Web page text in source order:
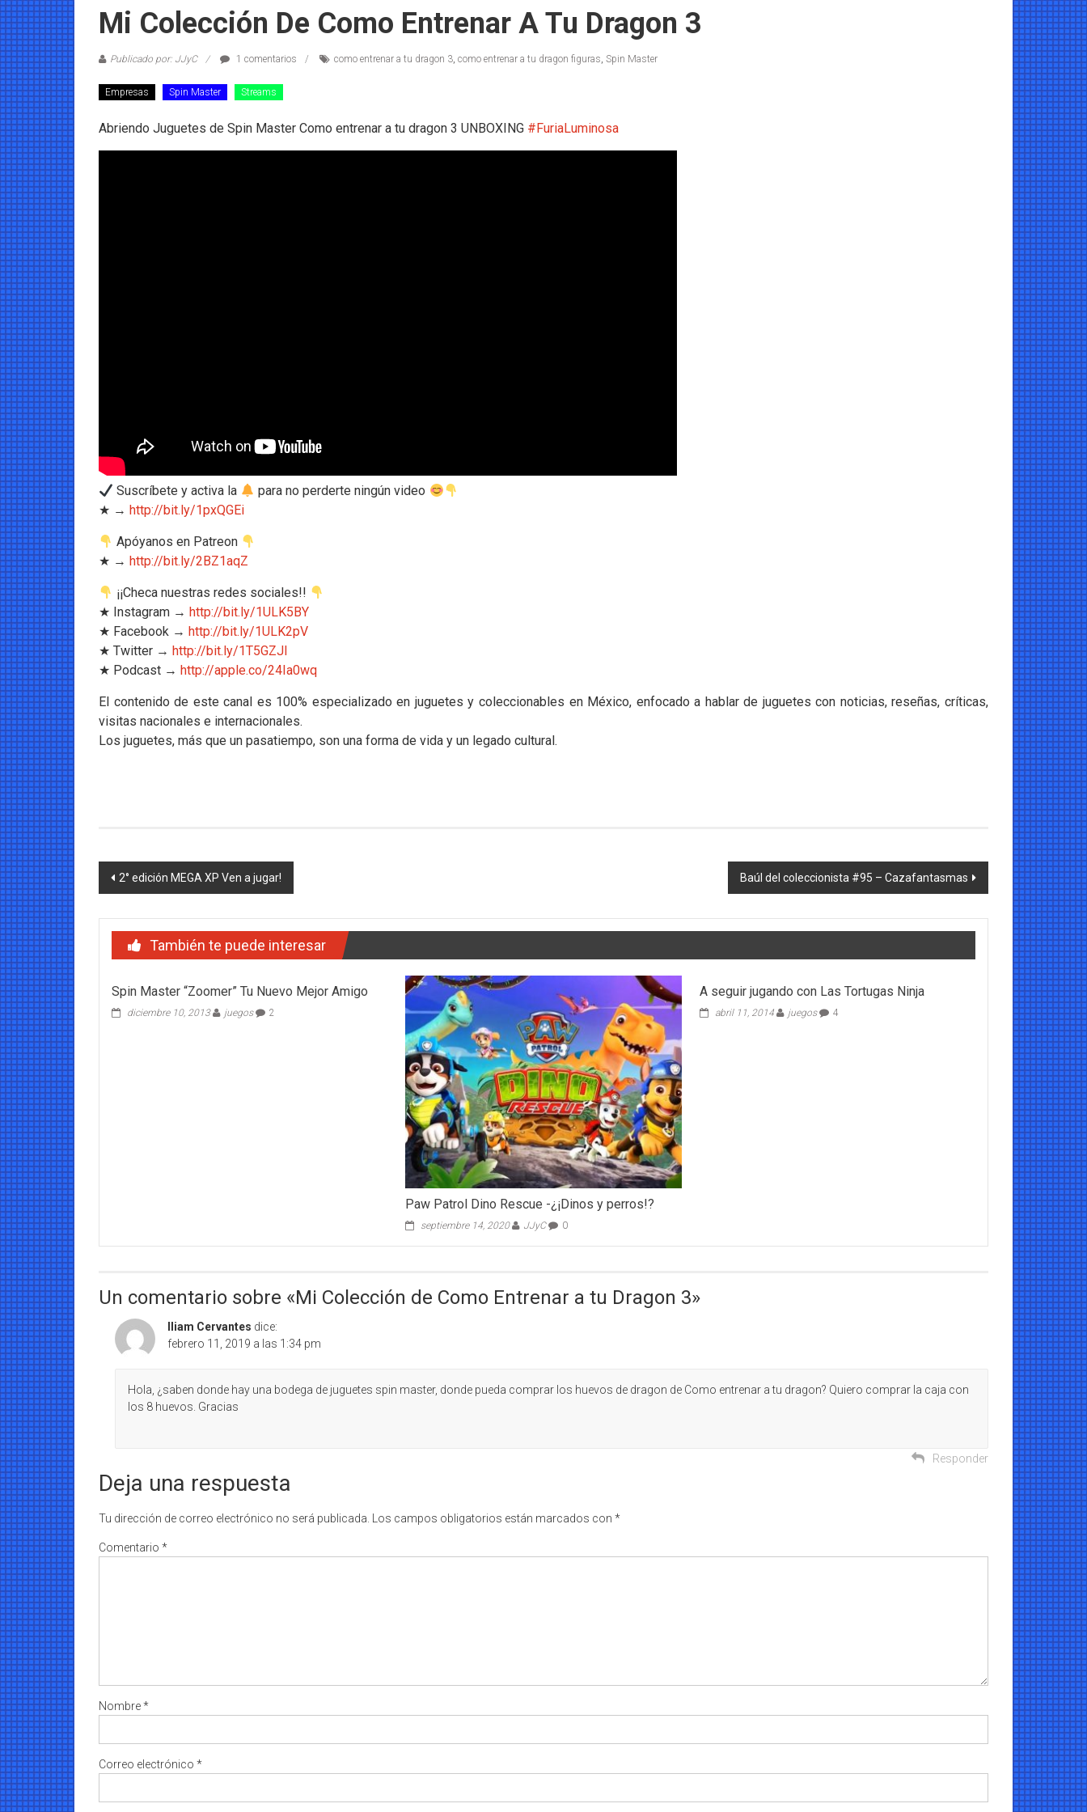
Coleccionables
y
entretenimiento
coleccionistas.
Mi Colección De Como Entrenar A Tu Dragon 3
Publicado por: JJyC 1 comentarios como entrenar a tu dragon 3, como entrenar a tu dragon figuras, Spin Master
Empresas Spin Master Streams
Abriendo Juguetes de Spin Master Como entrenar a tu dragon 3 UNBOXING #FuriaLuminosa
Suscríbete y activa la
para no perderte ningún video
★ → http://bit.ly/1pxQGEi
Apóyanos en Patreon
★ → http://bit.ly/2BZ1aqZ
¡¡Checa nuestras redes sociales!!
★ Instagram → http://bit.ly/1ULK5BY
★ Facebook → http://bit.ly/1ULK2pV
★ Twitter → http://bit.ly/1T5GZJl
★ Podcast → http://apple.co/24Ia0wq
El contenido de este canal es 100% especializado en juguetes y coleccionables en México, enfocado a hablar de juguetes con noticias, reseñas, críticas,
visitas nacionales e internacionales.
Los juguetes, más que un pasatiempo, son una forma de vida y un legado cultural.
Navegación
entradas
2° edición MEGA XP Ven a jugar! Baúl del coleccionista #95 – Cazafantasmas
También te puede interesar
Spin Master “Zoomer” Tu Nuevo Mejor Amigo
diciembre 10, 2013 juegos 2
Paw Patrol Dino Rescue -¿¡Dinos y perros!?
septiembre 14, 2020 JJyC 0
A seguir jugando con Las Tortugas Ninja
abril 11, 2014 juegos 4
Un comentario sobre «Mi Colección de Como Entrenar a tu Dragon 3»
Iliam Cervantes dice:
febrero 11, 2019 a las 1:34 pm
Hola, ¿saben donde hay una bodega de juguetes spin master, donde pueda comprar los huevos de dragon de Como entrenar a tu dragon? Quiero comprar la caja con
los 8 huevos. Gracias
Responder
Deja una respuesta
Tu dirección de correo electrónico no será publicada. Los campos obligatorios están marcados con *
Comentario *
Nombre*
Correo electrónico *